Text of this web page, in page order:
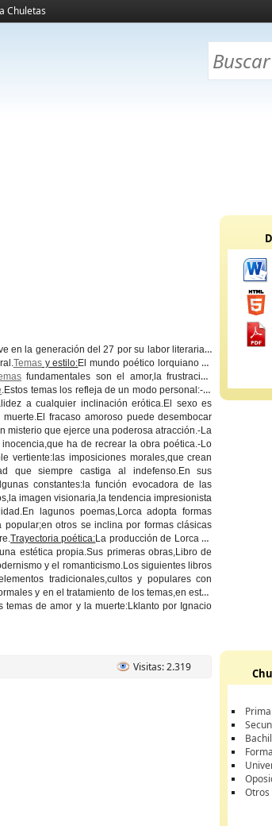
Chuletas
en la generación del 27 por su labor literaria y
Temasy estilo:El mundo poético lorquiano es
fundamentales son el amor,la frustración
.Estos temas los refleja de un modo personal:-El
a cualquier inclinación erótica.El sexo es
fracaso amoroso puede desembocar
misterio que ejerce una poderosa atracción.-La
ha de recrear la obra poética.-Lo
vertiente:las imposiciones morales,que crean
que siempre castiga al indefenso.En sus
constantes:la función evocadora de las
imagen visionaria,la tendencia impresionista
lagunos poemas,Lorca adopta formas
otros se inclina por formas clásicas
Trayectoria poética:La producción de Lorca se
estética propia.Sus primeras obras,Libro de
y el romanticismo.Los siguientes libros
tradicionales,cultos y populares con
y en el tratamiento de los temas,en estos
de amor y la muerte:Lklanto por Ignacio
Visitas: 2.319
Otros